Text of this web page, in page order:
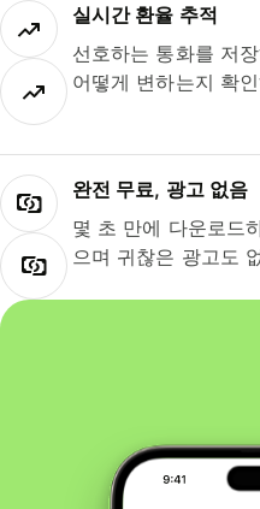
실시간 환율 추적
선호하는 통화를 저
어떻게 변하는지 확
완전 무료, 광고 없음
몇 초 만에 다운로드
으며 귀찮은 광고도